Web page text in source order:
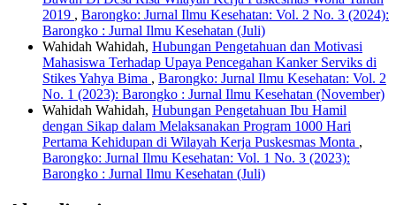
2019 , Barongko: Jurnal Ilmu Kesehatan: Vol. 2 No. 3 (2024):
Barongko : Jurnal Ilmu Kesehatan (Juli)
Wahidah Wahidah, Hubungan Pengetahuan dan Motivasi
Mahasiswa Terhadap Upaya Pencegahan Kanker Serviks di
Stikes Yahya Bima , Barongko: Jurnal Ilmu Kesehatan: Vol. 2
No. 1 (2023): Barongko : Jurnal Ilmu Kesehatan (November)
Wahidah Wahidah, Hubungan Pengetahuan Ibu Hamil
dengan Sikap dalam Melaksanakan Program 1000 Hari
Pertama Kehidupan di Wilayah Kerja Puskesmas Monta ,
Barongko: Jurnal Ilmu Kesehatan: Vol. 1 No. 3 (2023):
Barongko : Jurnal Ilmu Kesehatan (Juli)